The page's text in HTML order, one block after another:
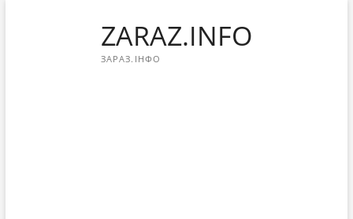
ZARAZ.INFO
ЗАРАЗ.ІНФО